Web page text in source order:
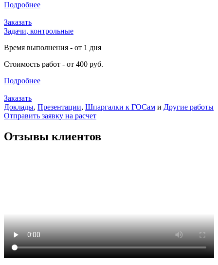
Подробнее
Заказать
Задачи, контрольные
Время выполнения - от 1 дня
Стоимость работ - от 400 руб.
Подробнее
Заказать
Доклады, Презентации, Шпаргалки к ГОСам и Другие работы
Отправить заявку на расчет
Отзывы клиентов